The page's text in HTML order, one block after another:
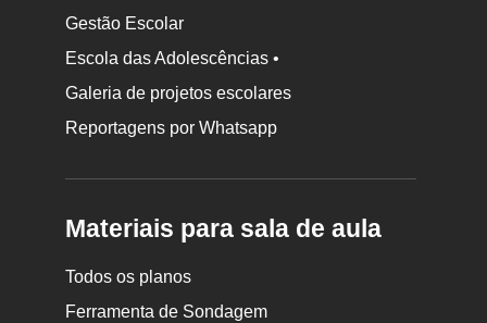
Gestão Escolar
Escola das Adolescências •
Galeria de projetos escolares
Reportagens por Whatsapp
Materiais para sala de aula
Todos os planos
Ferramenta de Sondagem